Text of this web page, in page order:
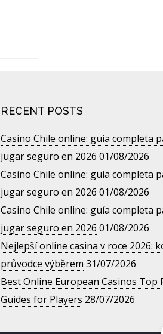
RECENT POSTS
Casino Chile online: guía completa
jugar seguro en 2026 01/08/2026
Casino Chile online: guía completa
jugar seguro en 2026 01/08/2026
Casino Chile online: guía completa
jugar seguro en 2026 01/08/2026
Nejlepší online casina v roce 2026:
průvodce výběrem 31/07/2026
Best Online European Casinos Top
Guides for Players 28/07/2026